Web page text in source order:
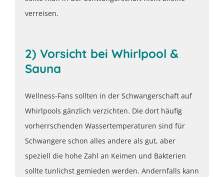
verreisen.
2) Vorsicht bei Whirlpool &
Sauna
Wellness-Fans sollten in der Schwangerschaft auf
Whirlpools gänzlich verzichten. Die dort häufig
vorherrschenden Wassertemperaturen sind für
Schwangere schon alles andere als gut, aber
speziell die hohe Zahl an Keimen und Bakterien
sollte tunlichst gemieden werden. Andernfalls kann